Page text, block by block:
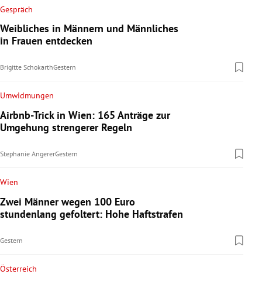
Gespräch
Weibliches in Männern und Männliches
in Frauen entdecken
Brigitte SchokarthGestern
Umwidmungen
Airbnb-Trick in Wien: 165 Anträge zur
Umgehung strengerer Regeln
Stephanie AngererGestern
Wien
Zwei Männer wegen 100 Euro
stundenlang gefoltert: Hohe Haftstrafen
Gestern
Österreich